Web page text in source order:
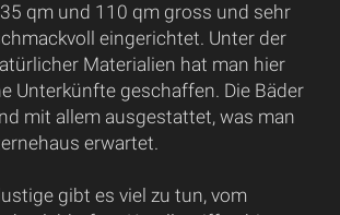
qm und 110 qm gross und sehr
eingerichtet. Unter der
Materialien hat man hier
Unterkünfte geschaffen. Die Bäder
mit allem ausgestattet, was man
erwartet.
gibt es viel zu tun, vom